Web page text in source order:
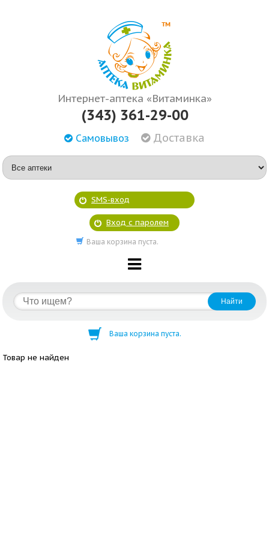
Интернет-аптека «Витаминка»
(343) 361-29-00
Самовывоз Доставка
SMS-вход
Вход с паролем
Ваша корзина пуста.
Ваша корзина пуста.
Товар не найден